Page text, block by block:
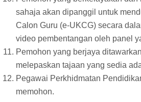
sahaja akan dipanggil untuk
Calon Guru (e-UKCG) secara
video pembentangan oleh panel
Pemohon yang berjaya
melepaskan tajaan yang sedia
Pegawai Perkhidmatan
memohon.